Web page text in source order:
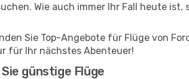
Wie auch immer Ihr Fall heute ist,
Sie Top-Angebote für Flüge von
für Ihr nächstes Abenteuer!
günstige Flüge